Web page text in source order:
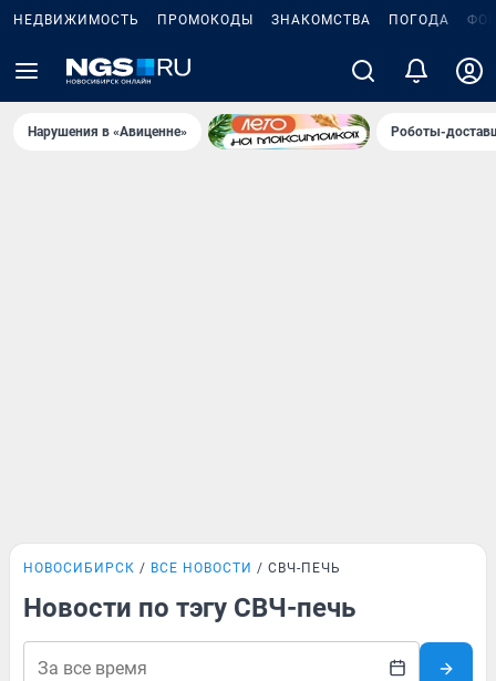
НЕДВИЖИМОСТЬ ПРОМОКОДЫ ЗНАКОМСТВА ПОГОДА
Нарушения в «Авиценне» Роботы-
НОВОСИБИРСК ВСЕ НОВОСТИ СВЧ-ПЕЧЬ
Новости по тэгу СВЧ-печь